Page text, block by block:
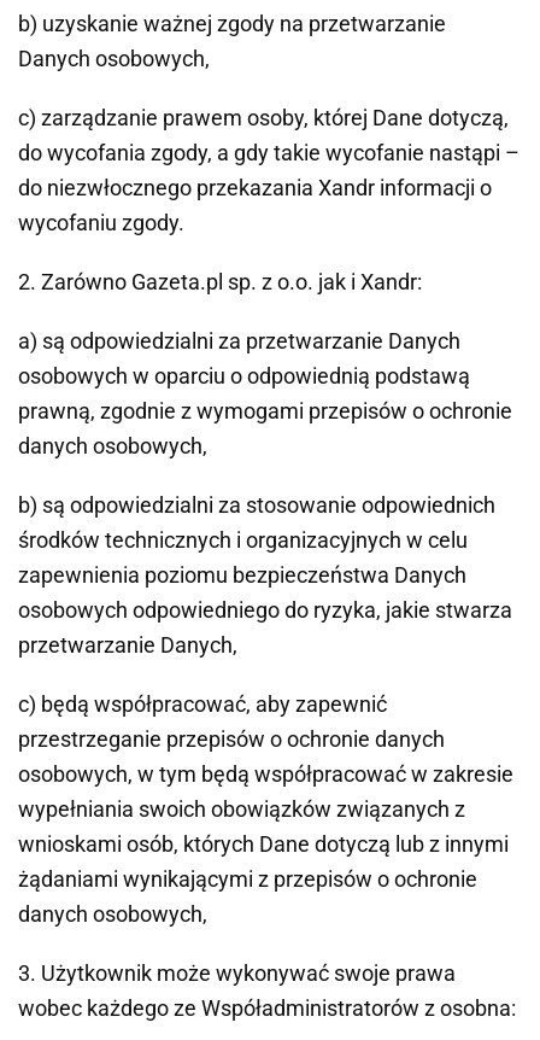
b) uzyskanie ważnej zgody na przetwarzanie
Danych osobowych,
c) zarządzanie prawem osoby, której Dane dotyczą,
do wycofania zgody, a gdy takie wycofanie nastąpi –
do niezwłocznego przekazania Xandr informacji o
wycofaniu zgody.
2. Zarówno Gazeta.pl sp. z o.o. jak i Xandr:
a) są odpowiedzialni za przetwarzanie Danych
osobowych w oparciu o odpowiednią podstawą
prawną, zgodnie z wymogami przepisów o ochronie
danych osobowych,
b) są odpowiedzialni za stosowanie odpowiednich
środków technicznych i organizacyjnych w celu
zapewnienia poziomu bezpieczeństwa Danych
osobowych odpowiedniego do ryzyka, jakie stwarza
przetwarzanie Danych,
c) będą współpracować, aby zapewnić
przestrzeganie przepisów o ochronie danych
osobowych, w tym będą współpracować w zakresie
wypełniania swoich obowiązków związanych z
wnioskami osób, których Dane dotyczą lub z innymi
żądaniami wynikającymi z przepisów o ochronie
danych osobowych,
3. Użytkownik może wykonywać swoje prawa
wobec każdego ze Współadministratorów z osobna: